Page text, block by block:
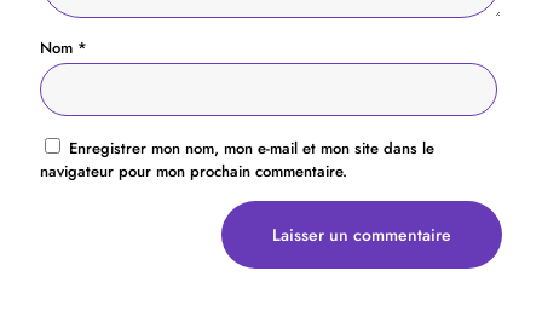
Nom *
Enregistrer mon nom, mon e-mail et mon site dans le
navigateur pour mon prochain commentaire.